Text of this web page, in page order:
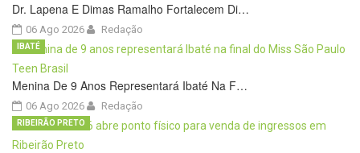
Dr. Lapena E Dimas Ramalho Fortalecem Di…
06 Ago 2026 Redação
Menina De 9 Anos Representará Ibaté Na F…
06 Ago 2026
IBATÉ
Redação
RIBEIRÃO PRETO